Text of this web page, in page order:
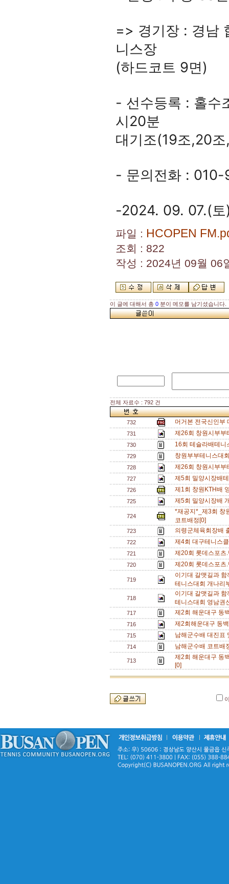
=> 경기장 : 경남
니스장
(하드코트 9면)
- 선수등록 : 홀수
시20분
대기조(19조,20
- 문의전화 :
-2024. 09. 07.(토
파일 : HCOPEN
조회 : 822
작성 : 2024년 09월 06
이 글에 대해서 총 0 분이 메모를 남기셨습니다.
전체 자료수 : 792 건
732 머거본 전국신인
731 제26회 창원시부
730 16회 테슬라배테
729 창원부부테니스대
728 제26회 창원시부
727 제5회 밀양시장배
726 제1회 창원KTH배
725 제5회 밀양시장배
724
*재공지*_제3회 창
코트배정[0]
723 의령군체육회장배
722 제4회 대구테니스
721 제20회 롯데스포
720 제20회 롯데스포
719
이기대 갈맷길과
테니스대회 개나리
718
이기대 갈맷길과
테니스대회 영남
717 제2회 해운대구 동
716 제2회해운대구 동
715 남해군수배 대진표
714 남해군수배 코트
713
제2회 해운대구 동
[0]